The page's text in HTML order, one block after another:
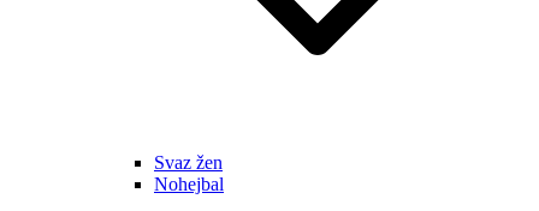
Svaz žen
Nohejbal